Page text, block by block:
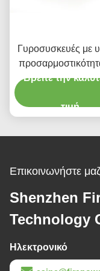
Γυροσυσκευές με
περιβάλλον
Βρείτε την
τιμή
Επικοινωνήστε
Shenzhen
Technology
Ηλεκτρονικό